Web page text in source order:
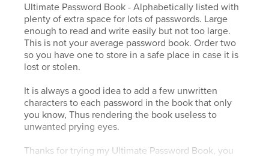
Ultimate Password Book - Alphabetically listed with
plenty of extra space for lots of passwords. Large
enough to read and write easily but not too large.
This is not your average password book. Order two
so you have one to store in a safe place in case it is
lost or stolen.
It is always a good idea to add a few unwritten
characters to each password in the book that only
you know, Thus rendering the book useless to
unwanted prying eyes.
Thanks for trying my Ultimate Password Book, you